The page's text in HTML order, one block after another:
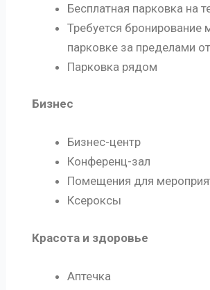
Бесплатная парковка на
Требуется бронирование
парковке за пределами
Парковка рядом
Бизнес
Бизнес-центр
Конференц-зал
Помещения для
Ксероксы
Красота и здоровье
Аптечка